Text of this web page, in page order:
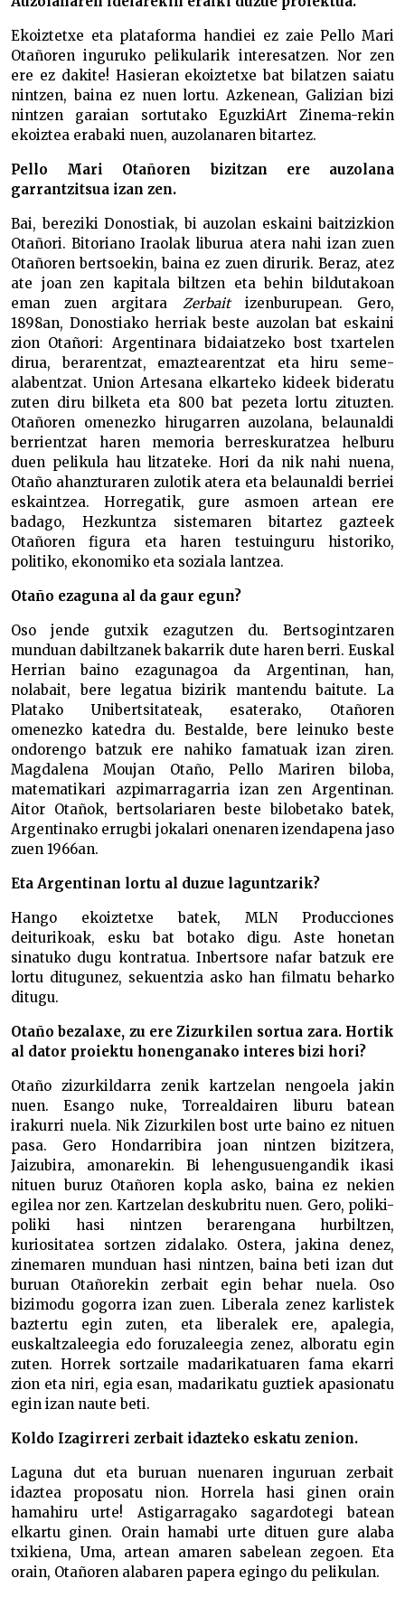
Ekoiztetxe eta plataforma handiei ez zaie Pello Mari
Otañoren inguruko pelikularik interesatzen. Nor zen
ere ez dakite! Hasieran ekoiztetxe bat bilatzen saiatu
nintzen, baina ez nuen lortu. Azkenean, Galizian bizi
nintzen garaian sortutako EguzkiArt Zinema-rekin
ekoiztea erabaki nuen, auzolanaren bitartez.
Pello Mari Otañoren bizitzan ere auzolana
garrantzitsua izan zen.
Bai, bereziki Donostiak, bi auzolan eskaini baitzizkion
Otañori. Bitoriano Iraolak liburua atera nahi izan zuen
Otañoren bertsoekin, baina ez zuen dirurik. Beraz, atez
ate joan zen kapitala biltzen eta behin bildutakoan
eman zuen argitara Zerbaitizenburupean. Gero,
1898an, Donostiako herriak beste auzolan bat eskaini
zion Otañori: Argentinara bidaiatzeko bost txartelen
dirua, berarentzat, emaztearentzat eta hiru seme-
alabentzat. Union Artesana elkarteko kideek bideratu
zuten diru bilketa eta 800 bat pezeta lortu zituzten.
Otañoren omenezko hirugarren auzolana, belaunaldi
berrientzat haren memoria berreskuratzea helburu
duen pelikula hau litzateke. Hori da nik nahi nuena,
Otaño ahanzturaren zulotik atera eta belaunaldi berriei
eskaintzea. Horregatik, gure asmoen artean ere
badago, Hezkuntza sistemaren bitartez gazteek
Otañoren figura eta haren testuinguru historiko,
politiko, ekonomiko eta soziala lantzea.
Otaño ezaguna al da gaur egun?
Oso jende gutxik ezagutzen du. Bertsogintzaren
munduan dabiltzanek bakarrik dute haren berri. Euskal
Herrian baino ezagunagoa da Argentinan, han,
nolabait, bere legatua bizirik mantendu baitute. La
Platako Unibertsitateak, esaterako, Otañoren
omenezko katedra du. Bestalde, bere leinuko beste
ondorengo batzuk ere nahiko famatuak izan ziren.
Magdalena Moujan Otaño, Pello Mariren biloba,
matematikari azpimarragarria izan zen Argentinan.
Aitor Otañok, bertsolariaren beste bilobetako batek,
Argentinako errugbi jokalari onenaren izendapena jaso
zuen 1966an.
Eta Argentinan lortu al duzue laguntzarik?
Hango ekoiztetxe batek, MLN Producciones
deiturikoak, esku bat botako digu. Aste honetan
sinatuko dugu kontratua. Inbertsore nafar batzuk ere
lortu ditugunez, sekuentzia asko han filmatu beharko
ditugu.
Otaño bezalaxe, zu ere Zizurkilen sortua zara. Hortik
al dator proiektu honenganako interes bizi hori?
Otaño zizurkildarra zenik kartzelan nengoela jakin
nuen. Esango nuke, Torrealdairen liburu batean
irakurri nuela. Nik Zizurkilen bost urte baino ez nituen
pasa. Gero Hondarribira joan nintzen bizitzera,
Jaizubira, amonarekin. Bi lehengusuengandik ikasi
nituen buruz Otañoren kopla asko, baina ez nekien
egilea nor zen. Kartzelan deskubritu nuen. Gero, poliki-
poliki hasi nintzen berarengana hurbiltzen,
kuriositatea sortzen zidalako. Ostera, jakina denez,
zinemaren munduan hasi nintzen, baina beti izan dut
buruan Otañorekin zerbait egin behar nuela. Oso
bizimodu gogorra izan zuen. Liberala zenez karlistek
baztertu egin zuten, eta liberalek ere, apalegia,
euskaltzaleegia edo foruzaleegia zenez, alboratu egin
zuten. Horrek sortzaile madarikatuaren fama ekarri
zion eta niri, egia esan, madarikatu guztiek apasionatu
egin izan naute beti.
Koldo Izagirreri zerbait idazteko eskatu zenion.
Laguna dut eta buruan nuenaren inguruan zerbait
idaztea proposatu nion. Horrela hasi ginen orain
hamahiru urte! Astigarragako sagardotegi batean
elkartu ginen. Orain hamabi urte dituen gure alaba
txikiena, Uma, artean amaren sabelean zegoen. Eta
orain, Otañoren alabaren papera egingo du pelikulan.